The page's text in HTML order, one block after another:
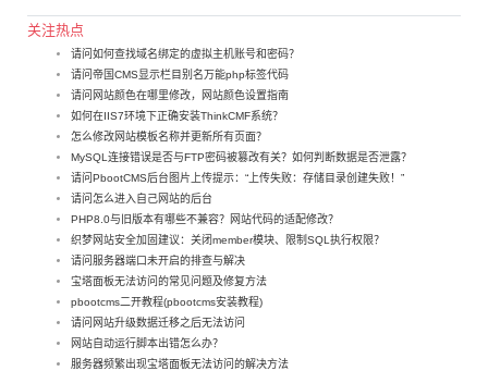
关注热点
请问如何查找域名绑定的虚拟主机账号和密码？
请问帝国CMS显示栏目别名万能php标签代码
请问网站颜色在哪里修改，网站颜色设置指南
如何在IIS7环境下正确安装ThinkCMF系统？
怎么修改网站模板名称并更新所有页面？
MySQL连接错误是否与FTP密码被篡改有关？如何判断数据是否泄露？
请问PbootCMS后台图片上传提示：“上传失败：存储目录创建失败！”
请问怎么进入自己网站的后台
PHP8.0与旧版本有哪些不兼容？网站代码的适配修改？
织梦网站安全加固建议：关闭member模块、限制SQL执行权限？
请问服务器端口未开启的排查与解决
宝塔面板无法访问的常见问题及修复方法
pbootcms二开教程(pbootcms安装教程)
请问网站升级数据迁移之后无法访问
网站自动运行脚本出错怎么办？
服务器频繁出现宝塔面板无法访问的解决方法